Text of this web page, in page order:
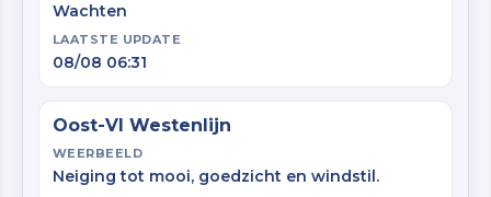
Wachten
LAATSTE UPDATE
08/08 06:31
Oost-Vl Westenlijn
WEERBEELD
Neiging tot mooi, goedzicht en windstil.